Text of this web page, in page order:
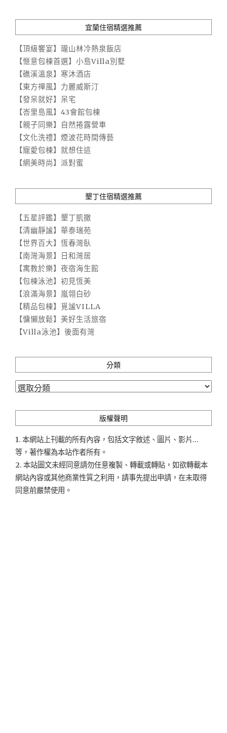
宜蘭住宿精選推薦
【頂級饗宴】瓏山林冷熱泉飯店
【愜意包棟首選】小島Villa別墅
【礁溪溫泉】寒沐酒店
【東方禪風】力麗威斯汀
【發呆就好】呆宅
【峇里島風】43會館包棟
【親子同樂】自然捲露營車
【文化洗禮】煙波花時間傳藝
【寵愛包棟】就想住這
【網美時尚】派對蜜
墾丁住宿精選推薦
【五星評鑑】墾丁凱撒
【清幽靜謐】華泰瑞苑
【世界百大】恆春灣臥
【南灣海景】日和灣居
【寓教於樂】夜宿海生館
【包棟泳池】初見恆美
【浪滿海景】嵐翎白砂
【精品包棟】覓謐VILLA
【慵懶放鬆】美好生活旅宿
【Villa泳池】後面有灣
分類
分
版權聲明
1. 本網站上刊載的所有內容，包括文字敘述、圖片、影片...
等，著作權為本站作者所有。
2. 本站圖文未經同意請勿任意複製、轉載或轉貼，如欲轉載本
網站內容或其他商業性質之利用，請事先提出申請，在未取得
同意前嚴禁使用。